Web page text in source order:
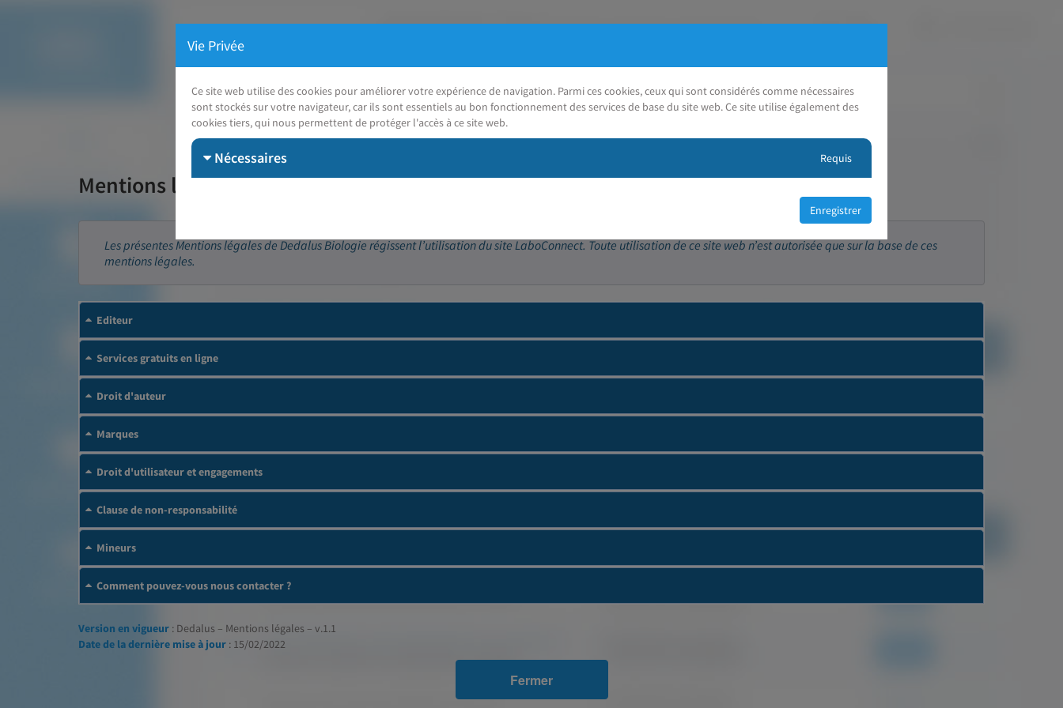
Mentions légales
Les présentes Mentions légales de Dedalus Biologie régissent l’utilisation du site LaboConnect. Toute utilisation de ce site web n’est autorisée que sur la base de ces
mentions légales.
Editeur
Services gratuits en ligne
Droit d'auteur
Marques
Droit d'utilisateur et engagements
Clause de non-responsabilité
Mineurs
Comment pouvez-vous nous contacter ?
Version en vigueur : Dedalus – Mentions légales – v.1.1
Date de la dernière mise à jour : 15/02/2022
Fermer
Vie Privée
Ce site web utilise des cookies pour améliorer votre expérience de navigation. Parmi ces cookies, ceux qui sont considérés comme nécessaires
sont stockés sur votre navigateur, car ils sont essentiels au bon fonctionnement des services de base du site web. Ce site utilise également des
cookies tiers, qui nous permettent de protéger l'accès à ce site web.
Nécessaires Requis